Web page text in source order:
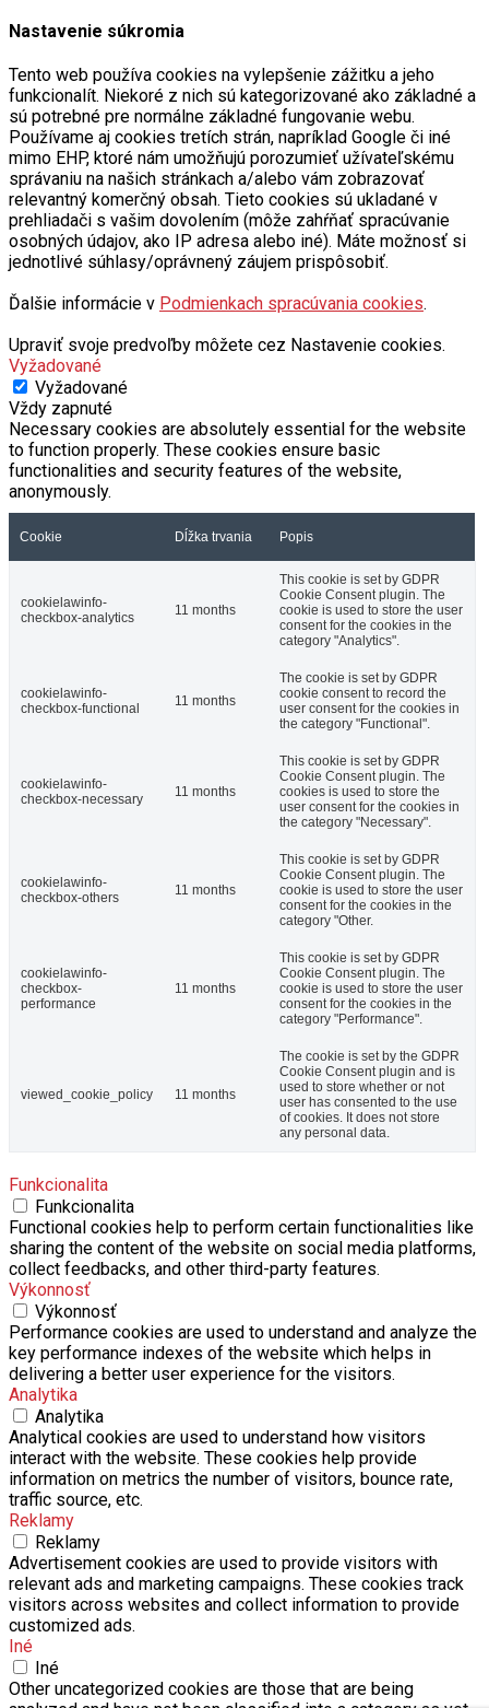
Nastavenie súkromia
Tento web používa cookies na vylepšenie zážitku a jeho
funkcionalít. Niekoré z nich sú kategorizované ako základné a
sú potrebné pre normálne základné fungovanie webu.
Používame aj cookies tretích strán, napríklad Google či iné
mimo EHP, ktoré nám umožňujú porozumieť užívateľskému
správaniu na našich stránkach a/alebo vám zobrazovať
relevantný komerčný obsah. Tieto cookies sú ukladané v
prehliadači s vašim dovolením (môže zahŕňať spracúvanie
osobných údajov, ako IP adresa alebo iné). Máte možnosť si
jednotlivé súhlasy/oprávnený záujem prispôsobiť.
Ďalšie informácie v Podmienkach spracúvania cookies.
Upraviť svoje predvoľby môžete cez Nastavenie cookies.
Vyžadované
Vyžadované
Vždy zapnuté
Necessary cookies are absolutely essential for the website
to function properly. These cookies ensure basic
functionalities and security features of the website,
anonymously.
Cookie Dĺžka trvania Popis
cookielawinfo-
checkbox-analytics
11 months
This cookie is set by GDPR
Cookie Consent plugin. The
cookie is used to store the user
consent for the cookies in the
category "Analytics".
cookielawinfo-
checkbox-functional
11 months
The cookie is set by GDPR
cookie consent to record the
user consent for the cookies in
the category "Functional".
cookielawinfo-
checkbox-necessary
11 months
This cookie is set by GDPR
Cookie Consent plugin. The
cookies is used to store the
user consent for the cookies in
the category "Necessary".
cookielawinfo-
checkbox-others
11 months
This cookie is set by GDPR
Cookie Consent plugin. The
cookie is used to store the user
consent for the cookies in the
category "Other.
cookielawinfo-
checkbox-
performance
11 months
This cookie is set by GDPR
Cookie Consent plugin. The
cookie is used to store the user
consent for the cookies in the
category "Performance".
viewed_cookie_policy 11 months
The cookie is set by the GDPR
Cookie Consent plugin and is
used to store whether or not
user has consented to the use
of cookies. It does not store
any personal data.
Funkcionalita
Funkcionalita
Functional cookies help to perform certain functionalities like
sharing the content of the website on social media platforms,
collect feedbacks, and other third-party features.
Výkonnosť
Výkonnosť
Performance cookies are used to understand and analyze the
key performance indexes of the website which helps in
delivering a better user experience for the visitors.
Analytika
Analytika
Analytical cookies are used to understand how visitors
interact with the website. These cookies help provide
information on metrics the number of visitors, bounce rate,
traffic source, etc.
Reklamy
Reklamy
Advertisement cookies are used to provide visitors with
relevant ads and marketing campaigns. These cookies track
visitors across websites and collect information to provide
customized ads.
Iné
Iné
Other uncategorized cookies are those that are being